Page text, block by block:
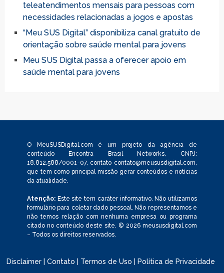
teleatendimentos mensais para pessoas com
necessidades relacionadas a jogos e apostas
“Meu SUS Digital” disponibiliza canal gratuito de
orientação sobre saúde mental para jovens
Meu SUS Digital passa a oferecer apoio em
saúde mental para jovens
O MeuSUSDigital.com é um projeto da agência de
conteúdo Encontra Brasil Networks, CNPJ:
18.812.588/0001-07, contato contato@meususdigital.com,
que tem como principal missão gerar conteúdos e notícias
da atualidade.
Atenção:Este site tem caráter informativo. Não utilizamos
formulário para coletar dado pessoal. Não representamos e
não temos relação com nenhuma empresa ou programa
citado no conteúdo deste site. © 2026 meususdigital.com
– Todos os direitos reservados.
Disclaimer |Contato Termos de Uso Política de Privacidade